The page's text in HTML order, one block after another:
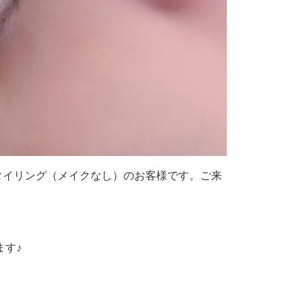
リング（メイクなし）のお客様です。ご来
す♪